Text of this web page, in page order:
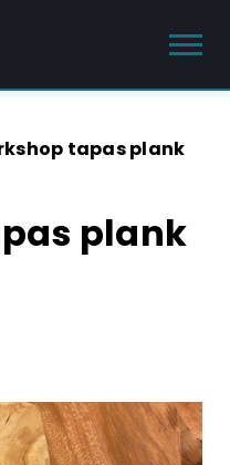
tapas plank
plank